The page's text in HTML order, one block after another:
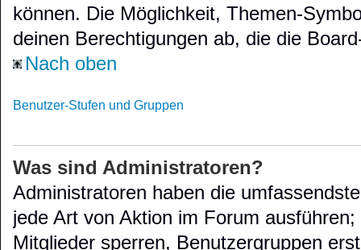
können. Die Möglichkeit, Themen-
deinen Berechtigungen ab, die die
Nach oben
Benutzer-Stufen und Gruppen
Was sind Administratoren?
Administratoren haben die
jede Art von Aktion im Forum
Mitglieder sperren, Benutzergruppen